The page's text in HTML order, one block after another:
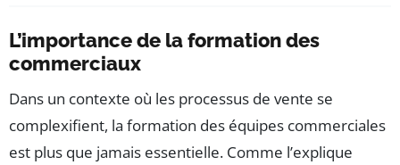
L’importance de la formation des
commerciaux
Dans un contexte où les processus de vente se
complexifient, la formation des équipes commerciales
est plus que jamais essentielle. Comme l’explique